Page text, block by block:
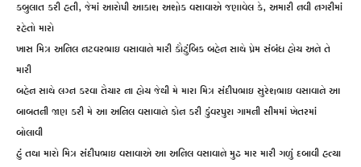
કબુલાત કરી હતી, જેમાં આરોપી આકાશ અશોક વસાવાએ જણાવેલ કે, અમારી નવી નગરીમાં
રહેતો મારો
ખાસ મિત્ર અનિલ નટવરભાઇ વસાવાને મારી કૌટુંબિક બહેન સાથે પ્રેમ સંબંધ હોય અને તે
મારી
બહેન સાથે લગ્ન કરવા તૈયાર ના હોય જેથી મે મારા મિત્ર સંદીપભાઇ સુરેશભાઇ વસાવાને આ
બાબતની જાણ કરી મે આ અનિલ વસાવાને ફોન કરી કુંવરપુરા ગામની સીમમાં ખેતરમાં
બોલાવી
હું તથા મારો મિત્ર સંદીપભાઇ વસાવાએ આ અનિલ વસાવાને મુઢ માર મારી ગળું દબાવી હત્યા